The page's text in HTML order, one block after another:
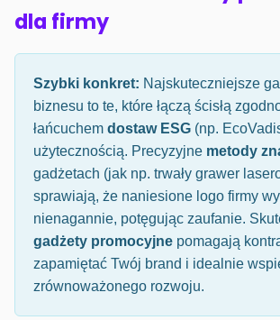
dla firmy
Szybki konkret: Najskuteczniejsze
biznesu to te, które łączą ścisłą
łańcuchem dostaw ESG (np.
użytecznością. Precyzyjne metody
gadżetach (jak np. trwały grawer
sprawiają, że naniesione logo firmy
nienagannie, potęgując zaufanie.
gadżety promocyjne pomagają
zapamiętać Twój brand i idealnie
zrównoważonego rozwoju.